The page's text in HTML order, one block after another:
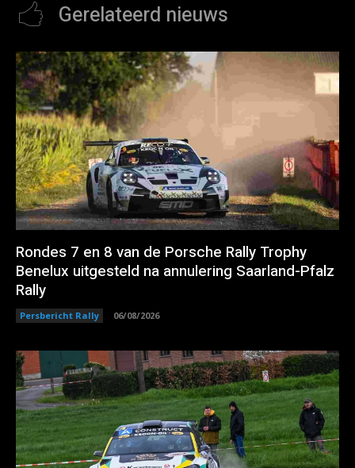
Gerelateerd nieuws
Rondes 7 en 8 van de Porsche Rally Trophy
Benelux uitgesteld na annulering Saarland-Pfalz
Rally
Persbericht Rally 06/08/2026